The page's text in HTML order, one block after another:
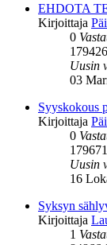
EHDOTA
Kirjoittaja
0
179426
Uusin
03
Syyskokous
Kirjoittaja
0
179671
Uusin
16
Syksyn
Kirjoittaja
1